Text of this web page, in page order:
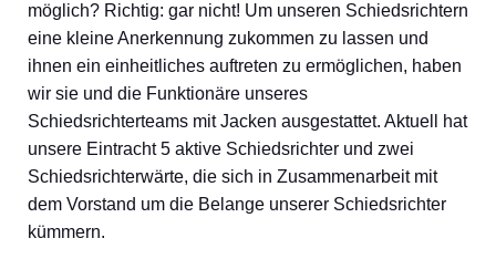
möglich? Richtig: gar nicht! Um unseren Schiedsrichtern
eine kleine Anerkennung zukommen zu lassen und
ihnen ein einheitliches auftreten zu ermöglichen, haben
wir sie und die Funktionäre unseres
Schiedsrichterteams mit Jacken ausgestattet. Aktuell hat
unsere Eintracht 5 aktive Schiedsrichter und zwei
Schiedsrichterwärte, die sich in Zusammenarbeit mit
dem Vorstand um die Belange unserer Schiedsrichter
kümmern.